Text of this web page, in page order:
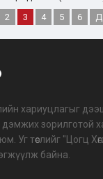
2 3 4 5 6
хариуцлагыг
зорилготой
Уг төслийг "Цогц
байна.